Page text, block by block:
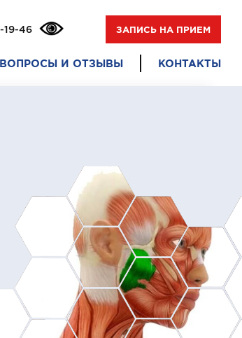
19-46 ЗАПИСЬ НА ПРИЕМ
ВОПРОСЫ И ОТЗЫВЫ КОНТАКТЫ